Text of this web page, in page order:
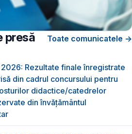
presă Toate comunicatele →
Rezultate finale înregistrate
din cadrul concursului pentru
didactice/catedrelor
din învăţământul